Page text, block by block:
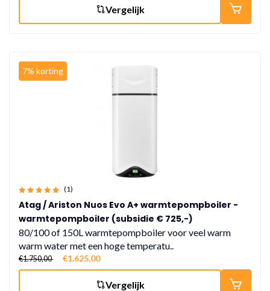
Vergelijk
7% korting
(1)
Atag / Ariston Nuos Evo A+ warmtepompboiler -
warmtepompboiler (subsidie € 725,-)
80/100 of 150L warmtepompboiler voor veel warm
warm water met een hoge temperatu..
€1.750,00 €1.625,00
Vergelijk